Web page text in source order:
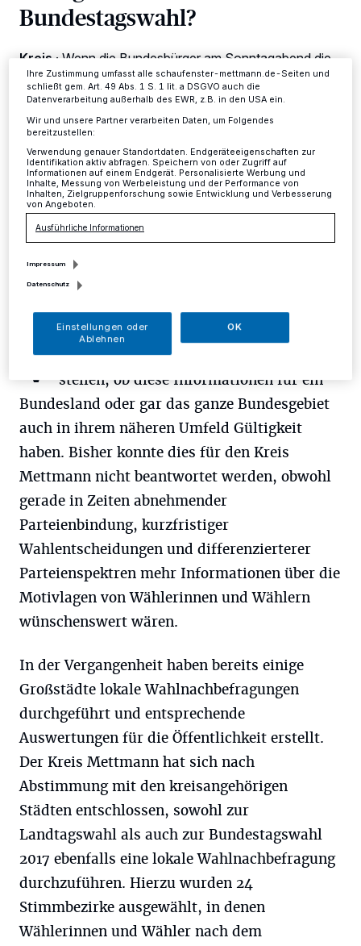
Bundestagswahl?
Kreis · Wenn die Bundesbürger am Sonntagabend die
Wahlberichterstattung im Fernsehen verfolgen, werden
ihnen neben den Ergebnisprognosen auch
Informationen zur Wählerwanderung sowie zum
Wahlverhalten bestimmter Bevölkerungsgruppen
präsentiert.
20.09.2017 , 14:45 Uhr
V iele Zuschauer werden sich die Frage
stellen, ob diese Informationen für ein
Bundesland oder gar das ganze Bundesgebiet
auch in ihrem näheren Umfeld Gültigkeit
haben. Bisher konnte dies für den Kreis
Mettmann nicht beantwortet werden, obwohl
gerade in Zeiten abnehmender
Parteienbindung, kurzfristiger
Wahlentscheidungen und differenzierterer
Parteienspektren mehr Informationen über die
Motivlagen von Wählerinnen und Wählern
wünschenswert wären.
In der Vergangenheit haben bereits einige
Großstädte lokale Wahlnachbefragungen
durchgeführt und entsprechende
Auswertungen für die Öffentlichkeit erstellt.
Der Kreis Mettmann hat sich nach
Abstimmung mit den kreisangehörigen
Städten entschlossen, sowohl zur
Landtagswahl als auch zur Bundestagswahl
2017 ebenfalls eine lokale Wahlnachbefragung
durchzuführen. Hierzu wurden 24
Stimmbezirke ausgewählt, in denen
Wählerinnen und Wähler nach dem
ändern oder Ihre Einwilligung zu widerrufen, indem Sie auf den Link
Einstellungen oder Ablehnen am unteren Rand der Webseite klicken.
Informationen finden Sie in unserer Datenschutzerklärung.
Ihre Zustimmung umfasst alle schaufenster-mettmann.de-Seiten und
schließt gem. Art. 49 Abs. 1 S. 1 lit. a DSGVO auch die
Datenverarbeitung außerhalb des EWR, z.B. in den USA ein.
Wir und unsere Partner verarbeiten Daten, um Folgendes
bereitzustellen:
Verwendung genauer Standortdaten. Endgeräteeigenschaften zur
Identifikation aktiv abfragen. Speichern von oder Zugriff auf
Informationen auf einem Endgerät. Personalisierte Werbung und
Inhalte, Messung von Werbeleistung und der Performance von
Inhalten, Zielgruppenforschung sowie Entwicklung und Verbesserung
von Angeboten.
Ausführliche Informationen
Impressum
Datenschutz
Einstellungen oder
Ablehnen
OK